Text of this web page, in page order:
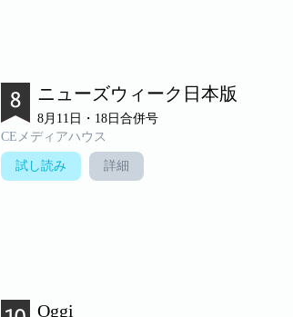
ニューズウィーク日本版
8月11日・18日合併号
CEメディアハウス
試し読み 詳細
Oggi